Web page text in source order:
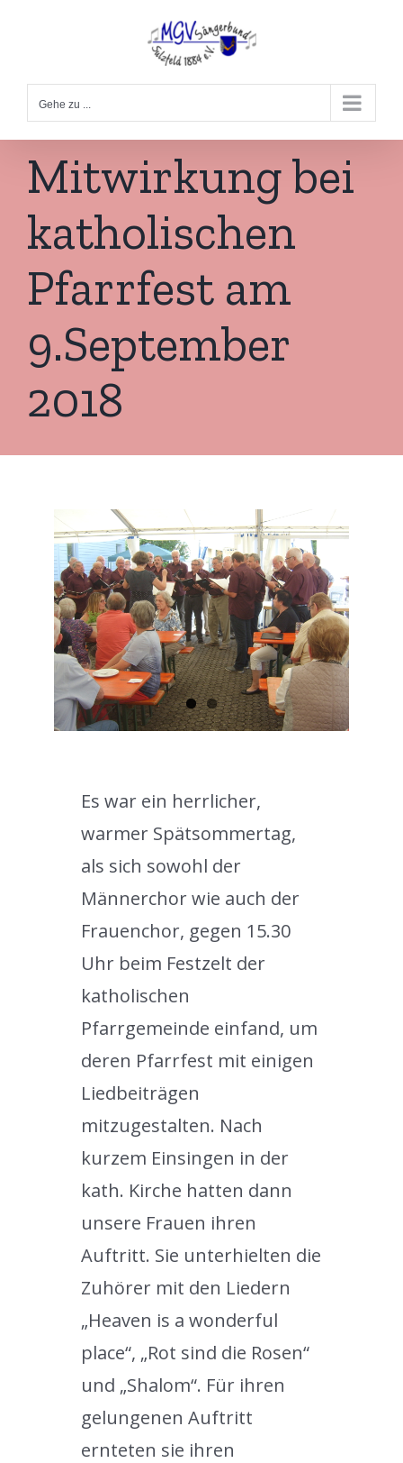
springen
Gehe zu ...
Mitwirkung bei
katholischen
Pfarrfest am
9.September
2018
Es war ein herrlicher,
warmer Spätsommertag,
als sich sowohl der
Männerchor wie auch der
Frauenchor, gegen 15.30
Uhr beim Festzelt der
katholischen
Pfarrgemeinde einfand, um
deren Pfarrfest mit einigen
Liedbeiträgen
mitzugestalten. Nach
kurzem Einsingen in der
kath. Kirche hatten dann
unsere Frauen ihren
Auftritt. Sie unterhielten die
Zuhörer mit den Liedern
„Heaven is a wonderful
place“, „Rot sind die Rosen“
und „Shalom“. Für ihren
gelungenen Auftritt
ernteten sie ihren